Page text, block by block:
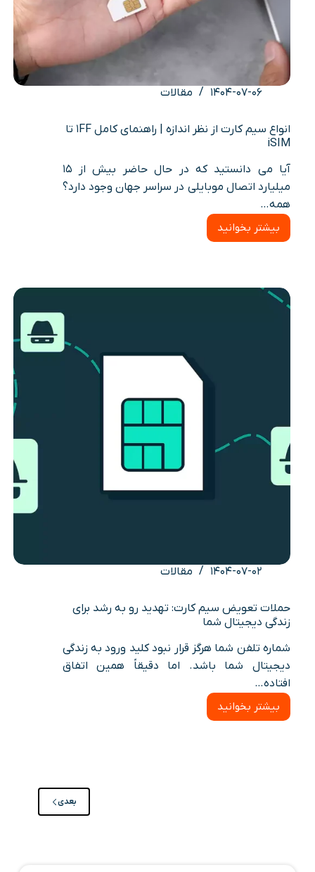
۱۴۰۴-۰۷-۰۶ مقالات
انواع سیم کارت از نظر اندازه | راهنمای کامل 1FF تا
iSIM
آیا می دانستید که در حال حاضر بیش از ۱۵
میلیارد اتصال موبایلی در سراسر جهان وجود دارد؟
همه…
بیشتر بخوانید
انواع
نظر
۱۴۰۴-۰۷-۰۲ مقالات
حملات تعویض سیم کارت: تهدید رو به رشد برای
زندگی دیجیتال شما
شماره تلفن شما هرگز قرار نبود کلید ورود به زندگی
دیجیتال شما باشد. اما دقیقاً همین اتفاق
افتاده…
بیشتر بخوانید
حملات
بعدی